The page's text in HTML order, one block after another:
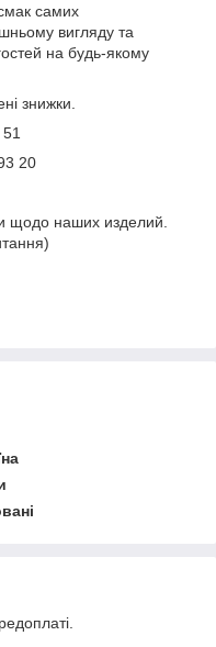
самих
вигляду та
на будь-якому
знижки.
20
щодо наших изделий.